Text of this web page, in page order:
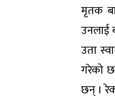
मृतक
उनलाई
उता
गरेको
छन् ।